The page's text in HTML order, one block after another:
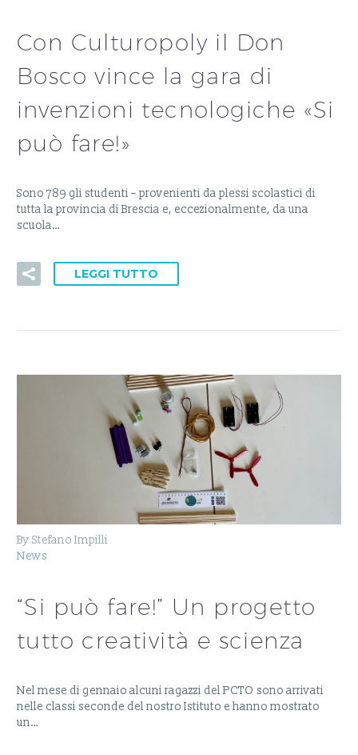
Con Culturopoly il Don
Bosco vince la gara di
invenzioni tecnologiche «Si
può fare!»
Sono 789 gli studenti – provenienti da plessi scolastici di
tutta la provincia di Brescia e, eccezionalmente, da una
scuola…
LEGGI TUTTO
By Stefano Impilli
News
“Si può fare!” Un progetto
tutto creatività e scienza
Nel mese di gennaio alcuni ragazzi del PCTO sono arrivati
nelle classi seconde del nostro Istituto e hanno mostrato
un…